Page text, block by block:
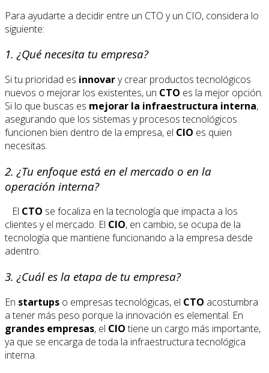
Para ayudarte a decidir entre un CTO y un CIO, considera lo
siguiente:
1.¿Qué necesita tu empresa?
Si tu prioridad es innovary crear productos tecnológicos
nuevos o mejorar los existentes, un CTO es la mejor opción.
Si lo que buscas es mejorar la infraestructura interna,
asegurando que los sistemas y procesos tecnológicos
funcionen bien dentro de la empresa, el CIO es quien
necesitas.
2. ¿Tu enfoque está en el mercado o en la
operación interna?
El CTO se focaliza en la tecnología que impacta a los
clientes y el mercado. El CIO, en cambio, se ocupa de la
tecnología que mantiene funcionando a la empresa desde
adentro.
3.¿Cuál es la etapa de tu empresa?
En startups o empresas tecnológicas, el CTO acostumbra
a tener más peso porque la innovación es elemental. En
grandes empresas, el CIOtiene un cargo más importante,
ya que se encarga de toda la infraestructura tecnológica
interna.